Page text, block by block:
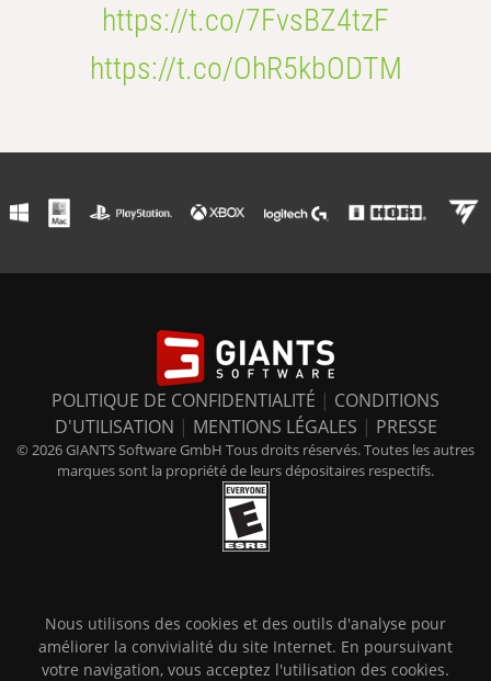
https://t.co/7FvsBZ4tzF
https://t.co/OhR5kbODTM
POLITIQUE DE CONFIDENTIALITÉ | CONDITIONS
D'UTILISATION | MENTIONS LÉGALES | PRESSE
© 2026 GIANTS Software GmbH Tous droits réservés. Toutes les autres
marques sont la propriété de leurs dépositaires respectifs.
Nous utilisons des cookies et des outils d'analyse pour
améliorer la convivialité du site Internet. En poursuivant
votre navigation, vous acceptez l'utilisation des cookies.